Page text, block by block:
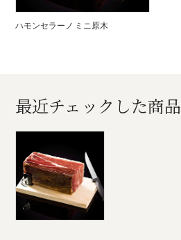
ハモンセラーノ ミニ原木
最近チェックした商品